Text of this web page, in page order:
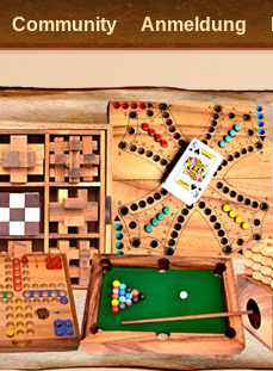
Community Anmeldung